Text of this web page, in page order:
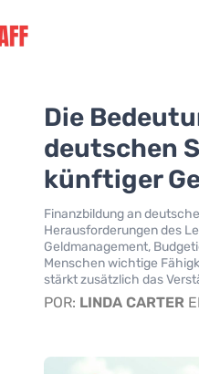
Die
deutschen
künftiger
Finanzbildung an
Herausforderungen des
Geldmanagement,
Menschen wichtige
stärkt zusätzlich das
POR: LINDA CARTER